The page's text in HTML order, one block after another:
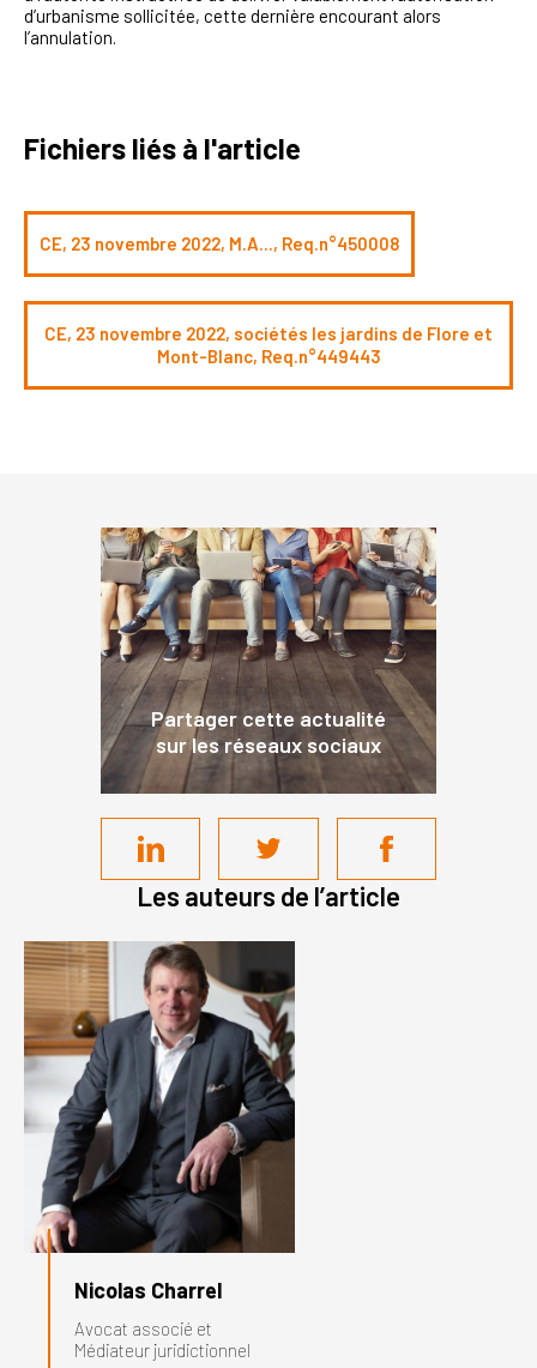
d’urbanisme sollicitée, cette dernière encourant alors
l’annulation.
Fichiers liés à l'article
CE, 23 novembre 2022, M.A..., Req.n°450008
CE, 23 novembre 2022, sociétés les jardins de Flore et
Mont-Blanc, Req.n°449443
Partager cette actualité
sur les réseaux sociaux
Les auteurs de l’article
Nicolas Charrel
Avocat associé et
Médiateur juridictionnel